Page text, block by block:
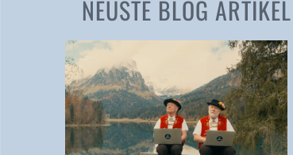
NEUSTE BLOG